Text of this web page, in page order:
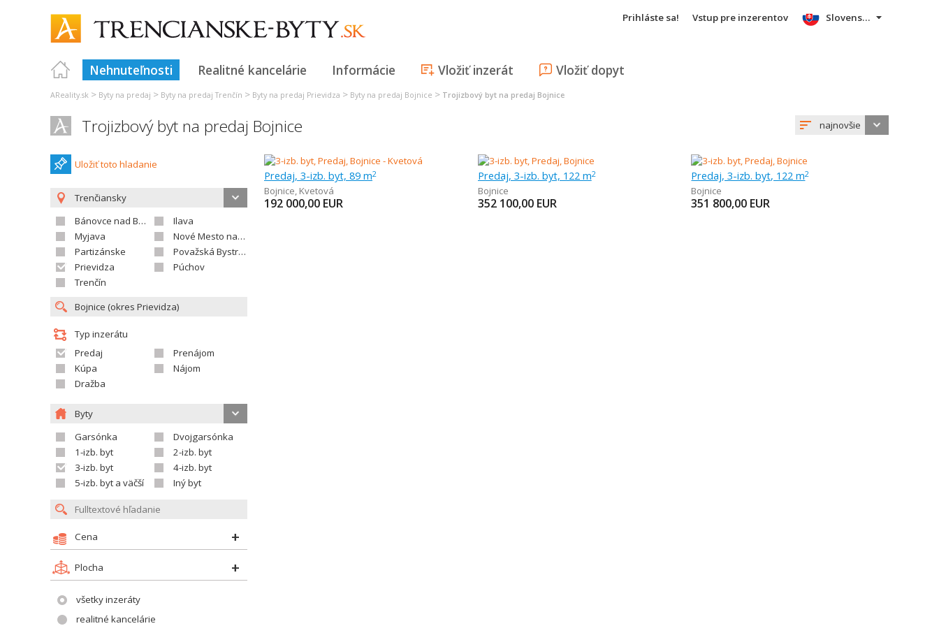
Prihláste sa! Vstup pre inzerentov
Nehnuteľnosti Realitné kancelárie Informácie Vložiť inzerát Vložiť dopyt
Slovensky
AReality.sk > Byty na predaj > Byty na predaj Trenčín > Byty na predaj Prievidza > Byty na predaj Bojnice > Trojizbový byt na predaj Bojnice
Trojizbový byt na predaj Bojnice najnovšie
Uložiť toto hladanie
Trenčiansky
Bánovce nad Bebravou
Ilava
Myjava
Nové Mesto nad Váhom
Partizánske
Považská Bystrica
Prievidza
Púchov
Trenčín
Typ inzerátu
Predaj
Prenájom
Kúpa
Nájom
Dražba
Byty
Garsónka
Dvojgarsónka
1-izb. byt
2-izb. byt
3-izb. byt
4-izb. byt
5-izb. byt a väčší
Iný byt
Cena
Plocha
všetky inzeráty
realitné kancelárie
Predaj, 3-izb. byt, 89 m2
Bojnice, Kvetová
192 000,00 EUR
Predaj, 3-izb. byt, 122 m2
Bojnice
352 100,00 EUR
Predaj, 3-izb. byt, 122 m2
Bojnice
351 800,00 EUR